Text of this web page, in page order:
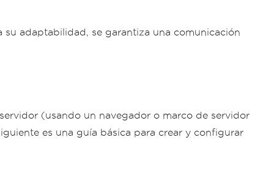
adaptabilidad, se garantiza una comunicación
(usando un navegador o marco de servidor
es una guía básica para crear y configurar